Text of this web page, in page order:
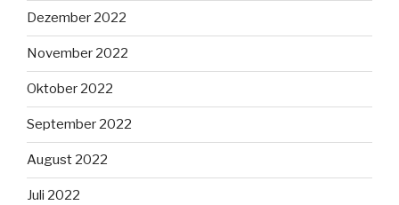
Dezember 2022
November 2022
Oktober 2022
September 2022
August 2022
Juli 2022